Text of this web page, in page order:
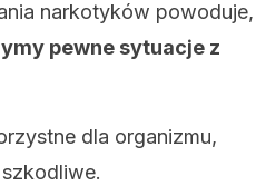
narkotyków powoduje,
pewne sytuacje z
dla organizmu,